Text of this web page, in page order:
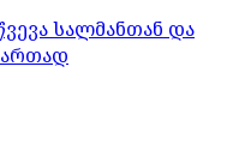
სალმანთან და